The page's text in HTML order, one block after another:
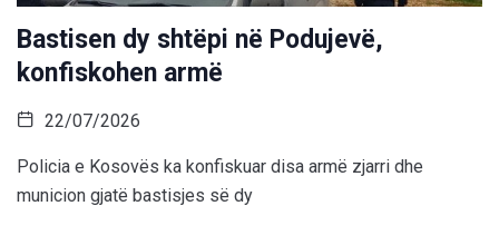
Bastisen dy shtëpi në Podujevë,
konfiskohen armë
22/07/2026
Policia e Kosovës ka konfiskuar disa armë zjarri dhe
municion gjatë bastisjes së dy